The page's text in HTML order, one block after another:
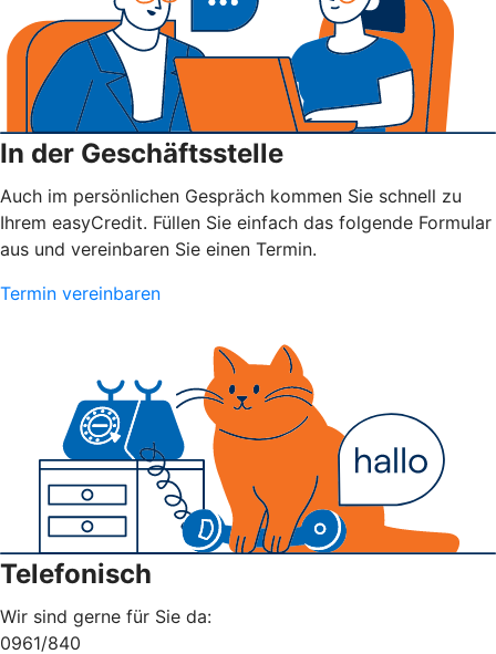
In der Geschäftsstelle
Auch im persönlichen Gespräch kommen Sie schnell zu
Ihrem easyCredit. Füllen Sie einfach das folgende Formular
aus und vereinbaren Sie einen Termin.
Termin vereinbaren
Telefonisch
Wir sind gerne für Sie da:
0961/840